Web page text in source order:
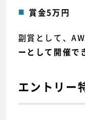
賞金5万円
副賞として、
ーとして開催で
エントリー